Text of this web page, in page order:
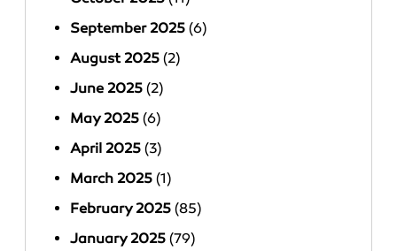
September 2025 (6)
August 2025 (2)
June 2025 (2)
May 2025 (6)
April 2025 (3)
March 2025 (1)
February 2025 (85)
January 2025 (79)